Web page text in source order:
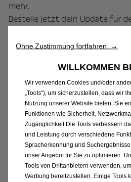
mehr.
Bestelle jetzt dein Update für
Schnell und
Bei deinem Opel Partner
Partner
ÜberMyOpel(je nach
Ohne Zustimmung fortfahren →
WILLKOMMEN
Wir verwenden Cookies und/oder
„Tools“), um sicherzustellen, dass wir
Nutzung unserer Website bieten. Sie
Funktionen wie Sicherheit,
Zugänglichkeit.Die Tools verbessern
und Leistung durch verschiedene
Spracherkennung und
unser Angebot für Sie zu optimieren.
Tools von Drittanbietern verwenden,
Werbung bereitzustellen. Einige Tools